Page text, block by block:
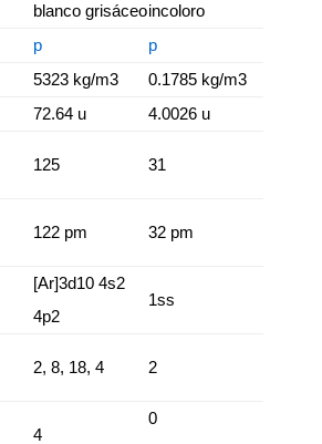
blanco grisáceoincoloro
p
p
5323 kg/m3
0.1785 kg/m3
72.64 u
4.0026 u
125 31
122 pm 32 pm
[Ar]3d10 4s2
4p2
1ss
2, 8, 18, 4 2
4
0